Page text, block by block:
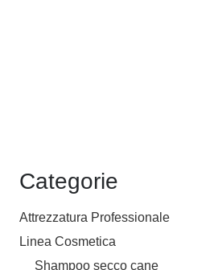
Categorie
Attrezzatura Professionale
Linea Cosmetica
Shampoo secco cane